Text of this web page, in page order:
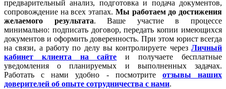
предварительный анализ, подготовка и подача документов,
сопровождение на всех этапах. Мы работаем до достижения
желаемого результата. Ваше участие в процессе
минимально: подписать договор, передать копии имеющихся
документов и оформить доверенность. При этом юрист всегда
на связи, а работу по делу вы контролируете через Личный
кабинет клиента на сайте и получаете бесплатные
уведомления о планируемых и выполненных задачах.
Работать с нами удобно - посмотрите отзывы наших
доверителей об опыте сотрудничества с нами.